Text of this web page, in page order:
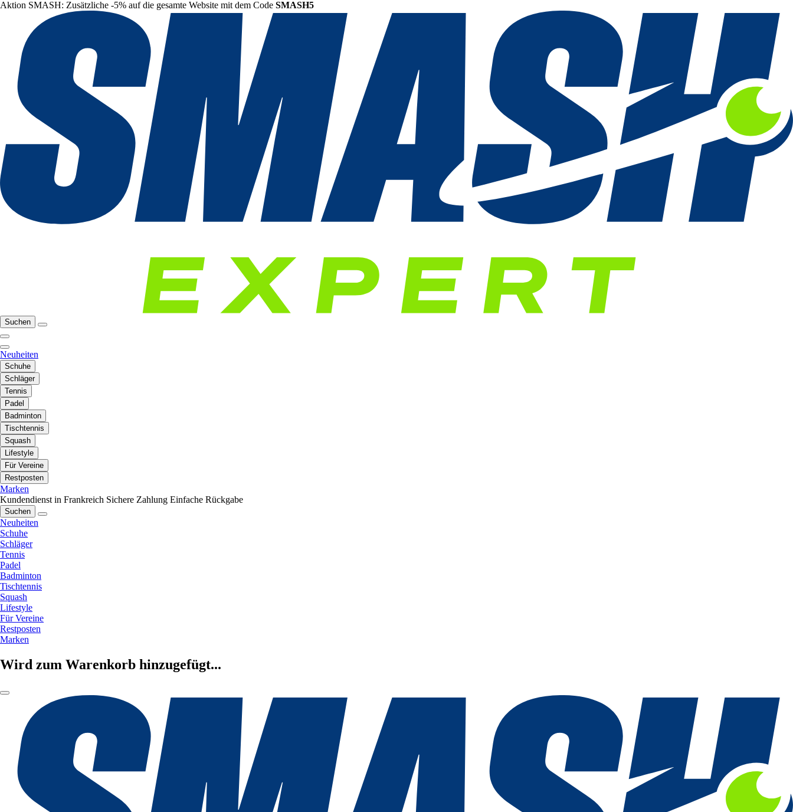
Aktion SMASH: Zusätzliche -5% auf die gesamte Website mit dem Code SMASH5
Suchen
Neuheiten
Schuhe
Schläger
Tennis
Padel
Badminton
Tischtennis
Squash
Lifestyle
Für Vereine
Restposten
Marken
Kundendienst in Frankreich Sichere Zahlung Einfache Rückgabe
Suchen
Neuheiten
Schuhe
Schläger
Tennis
Padel
Badminton
Tischtennis
Squash
Lifestyle
Für Vereine
Restposten
Marken
Wird zum Warenkorb hinzugefügt...